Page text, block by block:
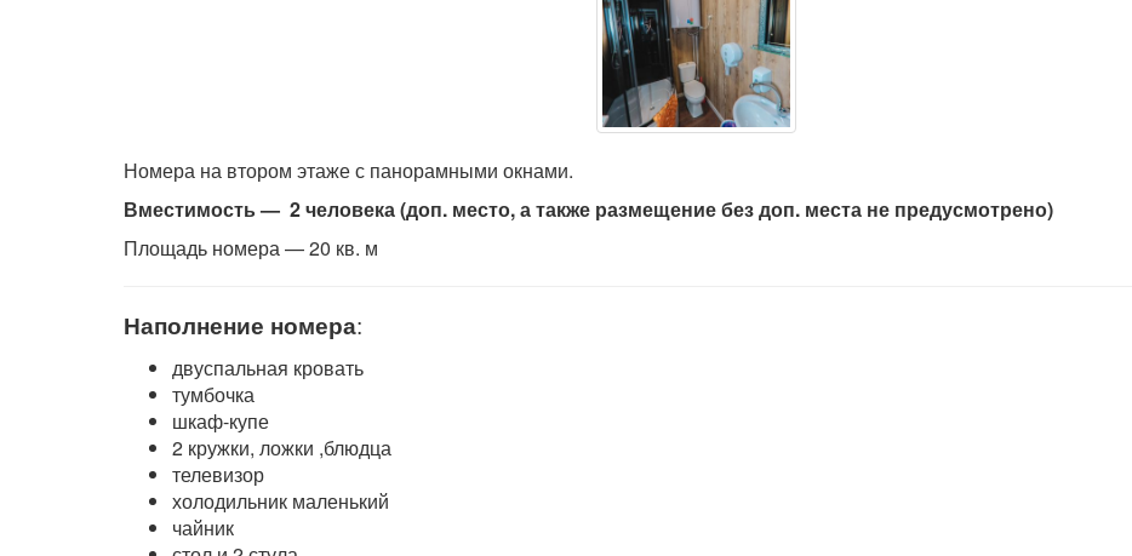
Номера на втором этаже с панорамными окнами.
Вместимость — 2 человека (доп. место, а также размещение без доп. места не предусмотрено)
Площадь номера — 20 кв. м
Наполнение номера:
двуспальная кровать
тумбочка
шкаф-купе
2 кружки, ложки ,блюдца
телевизор
холодильник маленький
чайник